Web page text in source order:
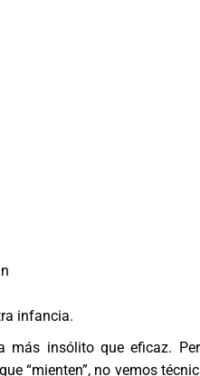
infancia.
más insólito que eficaz.
“mienten”, no vemos